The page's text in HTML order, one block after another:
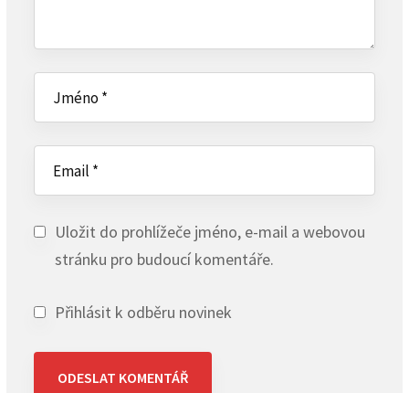
Uložit do prohlížeče jméno, e-mail a webovou
stránku pro budoucí komentáře.
Přihlásit k odběru novinek